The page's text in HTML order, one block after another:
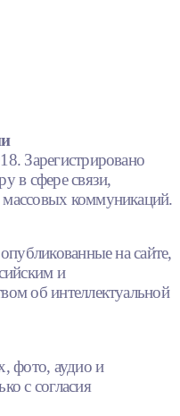
Зарегистрировано
в сфере связи,
коммуникаций.
на сайте,
и
об интеллектуальной
фото, аудио и
с согласия